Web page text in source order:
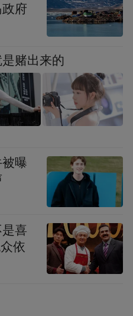
府
赌出来的
曝
是喜
依